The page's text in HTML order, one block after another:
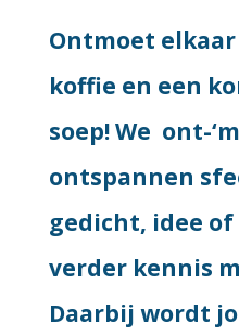
Ontmoet
koffie en een
soep! We ont-
ontspannen
gedicht, idee
verder kennis
Daarbij wordt